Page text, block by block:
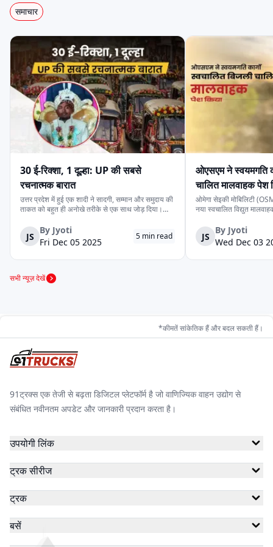
हेक्सॉल जॉय
सन मोबिलिटी डैंडेरा
खालसा हीरो ज़ीरो21
सोडायको वसन ई-मोबिलिटी
रफ़्तार इलेक्ट्रिक
ओम राज ऑटोटेक विक्टरी
वीक्टेरो वंदे भारत ओपीजी मोबिलिटी
समाचार
30 ई-रिक्शा, 1 दूल्हा: UP की सबसे
रचनात्मक बारात
उत्तर प्रदेश में हुई एक शादी ने सादगी, सम्मान और समुदाय की
ताकत को बहुत ही अनोखे तरीके से एक साथ जोड़ दिया।
वाहन की व्यवस्था करने के लिये पर्याप्त साधन नहीं थे।
लेकिन दोस्ती की भावना ने उस...
JS
By Jyoti
Fri Dec 05 2025
5 min read
ओएसएम ने स्वयमगति
चालित मालवाहक पेश
ओमेगा सेइकी मोबिलिटी
नया स्वचालित विद्युत
के स्वचालित यात्री संस्करण
लिये प्रस्तुत किया गया दूसरा
JS
By Jyoti
Wed Dec 03
सभी न्यूज़ देखें
*कीमतें सांकेतिक हैं और बदल सकती हैं।
91ट्रक्स एक तेजी से बढ़ता डिजिटल प्लेटफॉर्म है जो वाणिज्यिक वाहन उद्योग से
संबंधित नवीनतम अपडेट और जानकारी प्रदान करता है।
उपयोगी लिंक
ट्रक सीरीज
ट्रक
बसें